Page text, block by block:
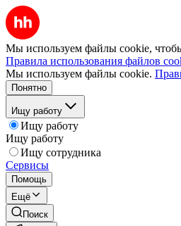
Мы используем файлы cookie, чтобы
Правила использования файлов
Мы используем файлы cookie.
Понятно
Ищу работу
Ищу работу
Ищу работу
Ищу сотрудника
Сервисы
Помощь
Ещё
Поиск